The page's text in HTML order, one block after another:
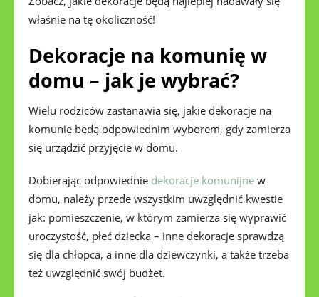
właśnie na tę okoliczność!
Dekoracje na komunię w
domu – jak je wybrać?
Wielu rodziców zastanawia się, jakie dekoracje na
komunię będą odpowiednim wyborem, gdy zamierza
się urządzić przyjęcie w domu.
Dobierając odpowiednie dekoracje komunijne w
domu, należy przede wszystkim uwzględnić kwestie
jak: pomieszczenie, w którym zamierza się wyprawić
uroczystość, płeć dziecka – inne dekoracje sprawdzą
się dla chłopca, a inne dla dziewczynki, a także trzeba
też uwzględnić swój budżet.